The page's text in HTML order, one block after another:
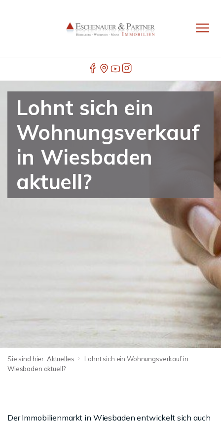
Lohnt sich ein
Wohnungsverkauf
in Wiesbaden
aktuell?
Sie sind hier: Aktuelles
Lohnt sich ein Wohnungsverkauf in
Wiesbaden aktuell?
Der Immobilienmarkt in Wiesbaden entwickelt sich auch